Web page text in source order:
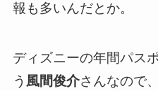
報も多いんだとか。
ディズニーの年間パス
う 風間俊介さんなので